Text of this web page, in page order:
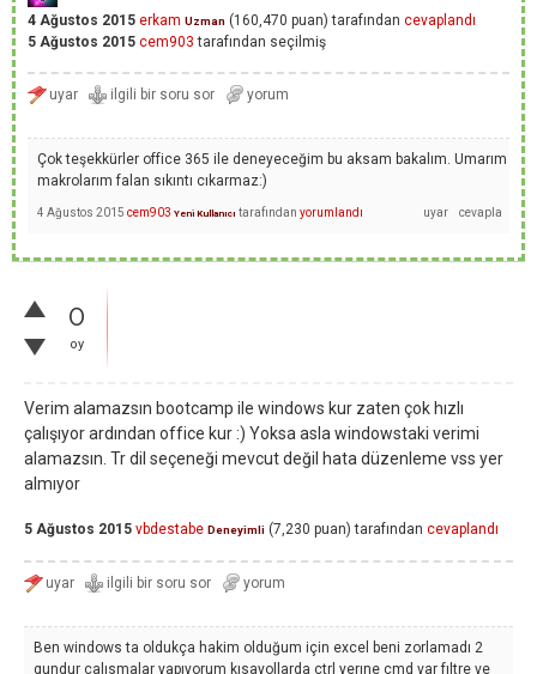
4 Ağustos 2015 erkam Uzman (160,470 puan) tarafından cevaplandı
5 Ağustos 2015 cem903 tarafından seçilmiş
Çok teşekkürler office 365 ile deneyeceğim bu aksam bakalım. Umarım
makrolarım falan sıkıntı cıkarmaz:)
4 Ağustos 2015 cem903 Yeni Kullanıcı tarafından yorumlandı
0
oy
Verim alamazsın bootcamp ile windows kur zaten çok hızlı
çalışıyor ardından office kur :) Yoksa asla windowstaki verimi
alamazsın. Tr dil seçeneği mevcut değil hata düzenleme vss yer
almıyor
5 Ağustos 2015 vbdestabe Deneyimli (7,230 puan) tarafından cevaplandı
Ben windows ta oldukça hakim olduğum için excel beni zorlamadı 2
gundur calısmalar yapıyorum kısayollarda ctrl yerıne cmd var fıltre ve